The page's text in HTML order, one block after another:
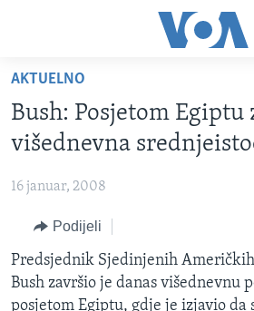
glavni
sadržaj
Pređi
na
glavnu
navigaciju
pretragu
TV PROGRAM
VIDEO
VIJESTI
SJEDINJENE AMERIČKE DRŽAVE
BOSNA I HERCEGOVINA
NAUKA I TEHNOLOGIJA
SPECIJALNI PROJEKTI
KORUPCIJA
AKTUELNO
Bush: Posjetom Egiptu
višednevna
16 januar, 2008
Podijeli
Predsjednik Sjedinjenih Američkih
Bush završio je danas višednevnu
posjetom Egiptu, gdje je izjavio da